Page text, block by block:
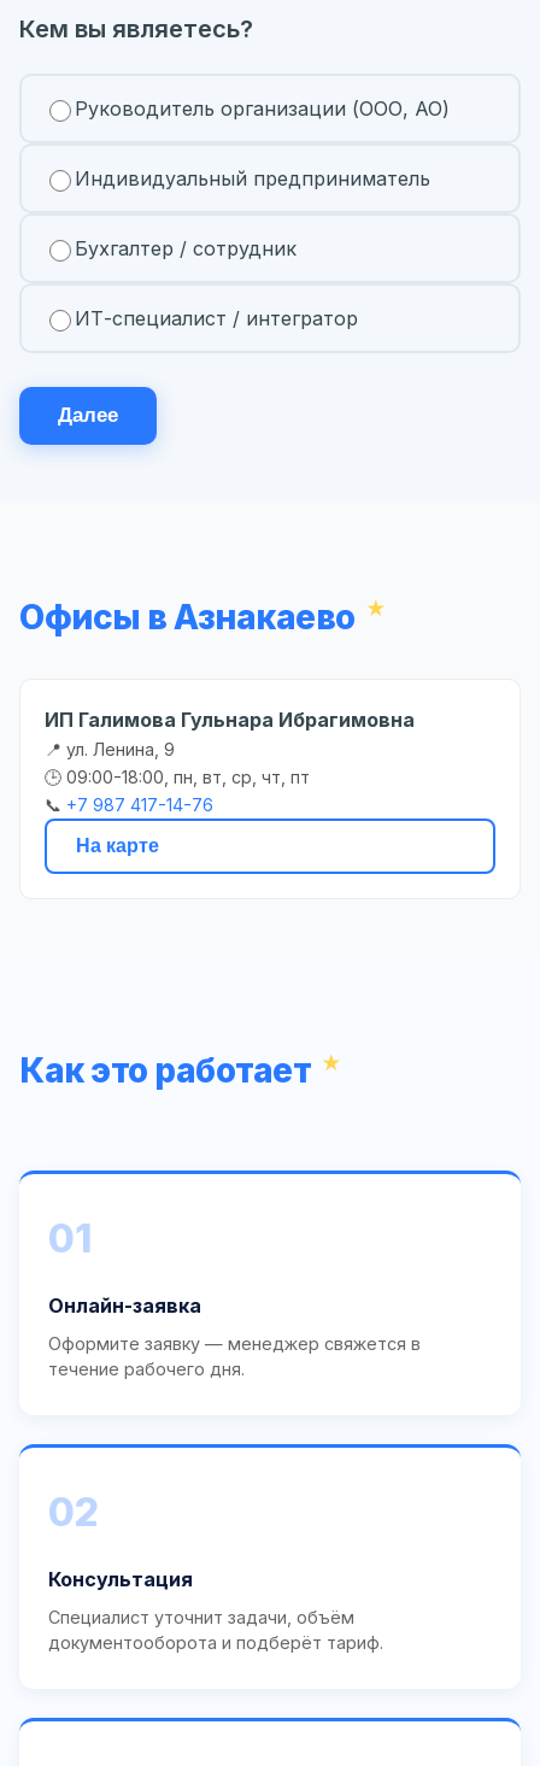
Кем вы являетесь?
Руководитель организации (ООО, АО)
Индивидуальный предприниматель
Бухгалтер / сотрудник
ИТ-специалист / интегратор
Далее
Офисы в Азнакаево
ИП Галимова Гульнара Ибрагимовна
📍 ул. Ленина, 9
🕒 09:00-18:00, пн, вт, ср, чт, пт
📞 +7 987 417-14-76
На карте
Как это работает
01
Онлайн-заявка
Оформите заявку — менеджер свяжется в
течение рабочего дня.
02
Консультация
Специалист уточнит задачи, объём
документооборота и подберёт тариф.